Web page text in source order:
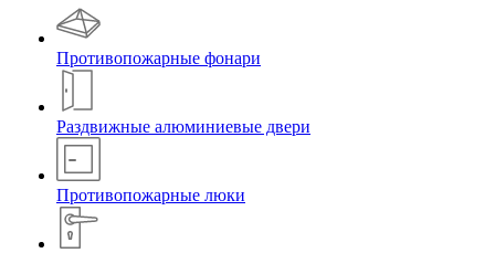
Противопожарные фонари
Раздвижные алюминиевые двери
Противопожарные люки